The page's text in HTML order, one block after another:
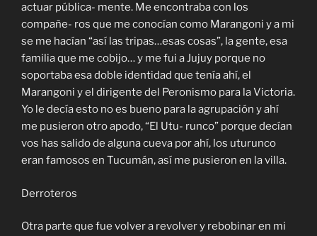
actuar pública- mente. Me encontraba con los
compañe- ros que me conocían como Marangoni y a mi
se me hacían “así las tripas…esas cosas”, la gente, esa
familia que me cobijo… y me fui a Jujuy porque no
soportaba esa doble identidad que tenía ahí, el
Marangoni y el dirigente del Peronismo para la Victoria.
Yo le decía esto no es bueno para la agrupación y ahí
me pusieron otro apodo, “El Utu- runco” porque decían
vos has salido de alguna cueva por ahí, los uturunco
eran famosos en Tucumán, así me pusieron en la villa.
Derroteros
Otra parte que fue volver a revolver y rebobinar en mi